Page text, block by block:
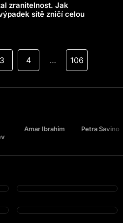
zranitelnost. Jak
sítě zničí celou
3 4 … 106
Amar Ibrahim Petra Savino